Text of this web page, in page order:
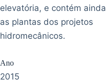
elevatória, e contém ainda
as plantas dos projetos
hidromecânicos.
Ano
2015